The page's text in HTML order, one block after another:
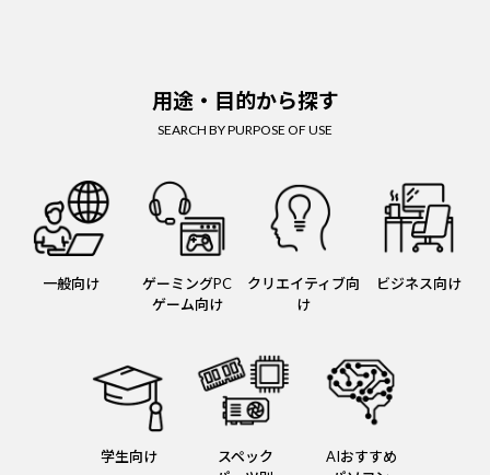
用途・目的から探す
SEARCH BY PURPOSE OF USE
一般向け
ゲーミングPC
ゲーム向け
クリエイティブ向
け
ビジネス向け
学生向け
スペック
AIおすすめ